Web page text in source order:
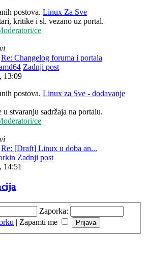
Linux Za Sve
kritike i sl. vezano uz portal.
ce
Re: Changelog foruma i portala
Zadnji post
13:09
Linux za Sve - dodavanje
stvaranju sadržaja na portalu.
ce
Re: [Draft] Linux u doba an...
Zadnji post
14:51
Zaporka:
| Zapamti me